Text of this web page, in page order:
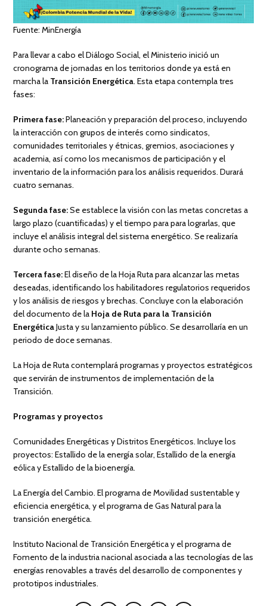
Fuente: MinEnergía
Para llevar a cabo el Diálogo Social, el Ministerio inició un
cronograma de jornadas en los territorios donde ya está en
marcha la Transición Energética. Esta etapa contempla tres
fases:
Primera fase:Planeación y preparación del proceso, incluyendo
la interacción con grupos de interés como sindicatos,
comunidades territoriales y étnicas, gremios, asociaciones y
academia, así como los mecanismos de participación y el
inventario de la información para los análisis requeridos. Durará
cuatro semanas.
Segunda fase:Se establece la visión con las metas concretas a
largo plazo (cuantificadas) y el tiempo para para lograrlas, que
incluye el análisis integral del sistema energético. Se realizaría
durante ocho semanas.
Tercera fase:El diseño de la Hoja Ruta para alcanzar las metas
deseadas, identificando los habilitadores regulatorios requeridos
y los análisis de riesgos y brechas. Concluye con la elaboración
del documento de la Hoja de Ruta para la Transición
EnergéticaJusta y su lanzamiento público. Se desarrollaría en un
periodo de doce semanas.
La Hoja de Ruta contemplará programas y proyectos estratégicos
que servirán de instrumentos de implementación de la
Transición.
Programas y proyectos
Comunidades Energéticas y Distritos Energéticos. Incluye los
proyectos: Estallido de la energía solar, Estallido de la energía
eólica y Estallido de la bioenergía.
La Energía del Cambio. El programa de Movilidad sustentable y
eficiencia energética, y el programa de Gas Natural para la
transición energética.
Instituto Nacional de Transición Energética y el programa de
Fomento de la industria nacional asociada a las tecnologías de las
energías renovables a través del desarrollo de componentes y
prototipos industriales.